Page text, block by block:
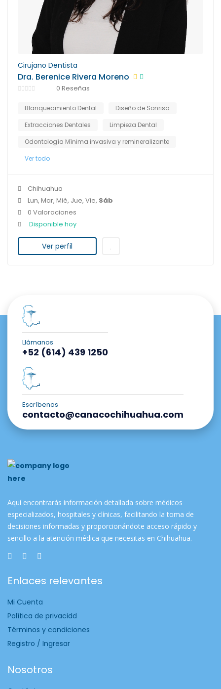
Cirujano Dentista
Dra. Berenice Rivera Moreno
0 Reseñas
Blanqueamiento Dental
Diseño de Sonrisa
Extracciones Dentales
Limpieza Dental
Odontología Mínima invasiva y remineralizante
Ver todo
Chihuahua
Lun, Mar, Mié, Jue, Vie, Sáb
0 Valoraciones
Disponible hoy
Ver perfil
Llámanos
+52 (614) 439 1250
Escríbenos
contacto@canacochihuahua.com
Aquí encontrarás información detallada sobre médicos
especializados, hospitales y clínicas, facilitando la toma de
decisiones informadas y proporcionándote acceso rápido y
sencillo a la atención médica que necesitas en Chihuahua.
Enlaces relevantes
Mi Cuenta
Política de privacidd
Términos y condiciones
Registro / Ingresar
Nosotros